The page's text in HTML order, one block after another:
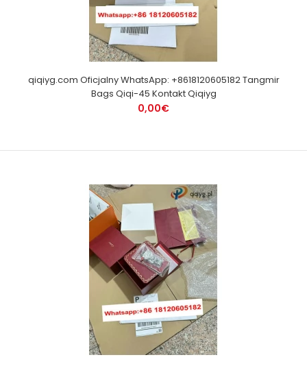
qiqiyg.com Oficjalny WhatsApp: +8618120605182 Tangmir
Bags Qiqi-45 Kontakt Qiqiyg
0,00€